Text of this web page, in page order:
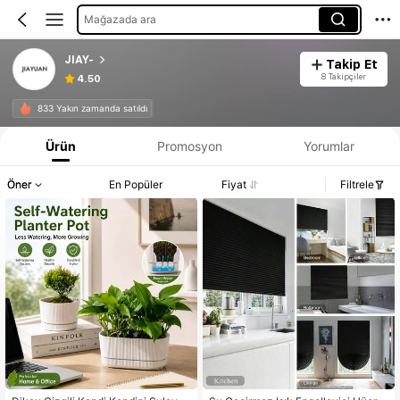
Mağazada ara
JIAY-
4.50
Takip Et
8 Takipçiler
833 Yakın zamanda satıldı
Ürün Promosyon Yorumlar
Öner En Popüler Fiyat Filtrele